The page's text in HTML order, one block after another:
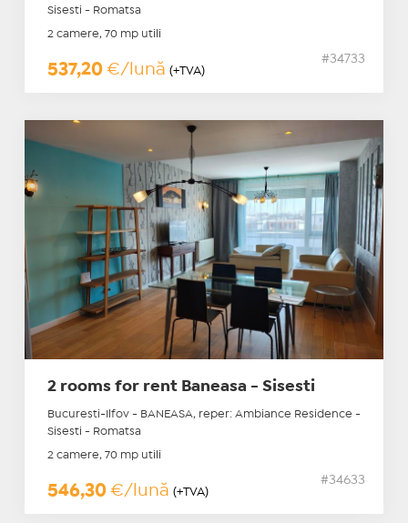
Sisesti - Romatsa
2 camere, 70 mp utili
537,20 €/lună (+TVA)
#34733
2 rooms for rent Baneasa - Sisesti
Bucuresti-Ilfov - BANEASA, reper: Ambiance Residence -
Sisesti - Romatsa
2 camere, 70 mp utili
546,30 €/lună (+TVA)
#34633